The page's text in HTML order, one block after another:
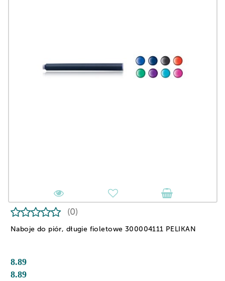
Naboje do piór, długie fioletowe 300004111 PELIKAN
(0)
8.89
8.89